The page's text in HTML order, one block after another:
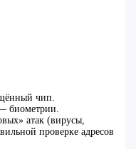
чип.
биометрии.
атак (вирусы,
проверке адресов